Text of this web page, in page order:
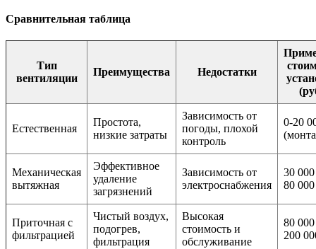
Сравнительная таблица
Тип
вентиляции
Преимущества Недостатки
Естественная
Простота,
низкие затраты
Зависимость от
погоды, плохой
контроль
0-20
Механическая
вытяжная
Эффективное
удаление
загрязнений
Зависимость от
электроснабжения
30
80 000
Приточная с
фильтрацией
Чистый воздух,
подогрев,
фильтрация
Высокая
стоимость и
обслуживание
80
200